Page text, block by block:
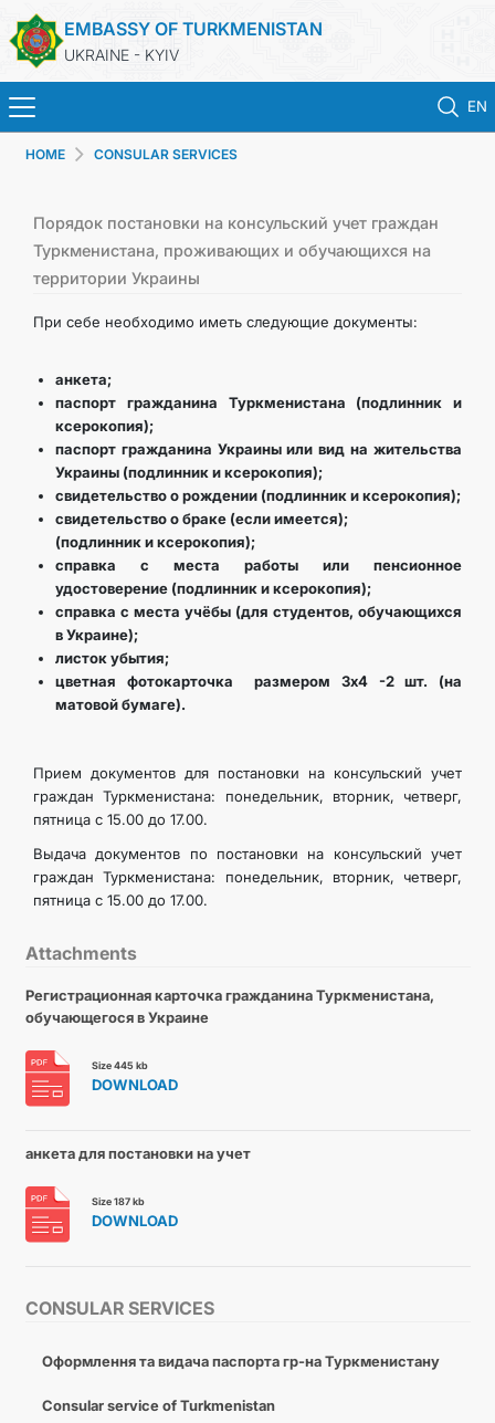
EMBASSY OF TURKMENISTAN
UKRAINE - KYIV
EN
HOME
NEWS
TURKMENISTAN
MFA
CONTACT US
HOME CONSULAR SERVICES
CONSULAR SERVICES
Оформлення та видача паспорта гр-на Туркменистану
Consular service of Turkmenistan
Порядок постановки на консульский учет граждан
Туркменистана, проживающих и обучающихся на
территории Украины
При себе необходимо иметь следующие документы:
анкета;
паспорт гражданина Туркменистана (подлинник и
ксерокопия);
паспорт гражданина Украины или вид на жительства
Украины (подлинник и ксерокопия);
свидетельство о рождении (подлинник и ксерокопия);
свидетельство о браке (если имеется);
(подлинник и ксерокопия);
справка с места работы или пенсионное
удостоверение (подлинник и ксерокопия);
справка с места учёбы (для студентов, обучающихся
в Украине);
листок убытия;
цветная фотокарточка размером 3х4 -2 шт. (на
матовой бумаге).
Прием документов для постановки на консульский учет
граждан Туркменистана: понедельник, вторник, четверг,
пятница с 15.00 до 17.00.
Выдача документов по постановки на консульский учет
граждан Туркменистана: понедельник, вторник, четверг,
пятница с 15.00 до 17.00.
Attachments
Регистрационная карточка гражданина Туркменистана,
обучающегося в Украине
Size 445 kb
DOWNLOAD
анкета для постановки на учет
Size 187 kb
DOWNLOAD